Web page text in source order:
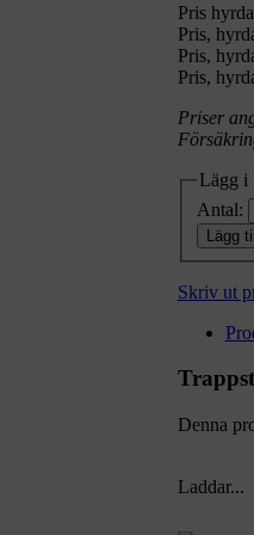
Pris
Pris,
Pris,
Pris,
Priser
Lägg i
Antal:
Lägg
Skriv ut
Denna
Laddar...